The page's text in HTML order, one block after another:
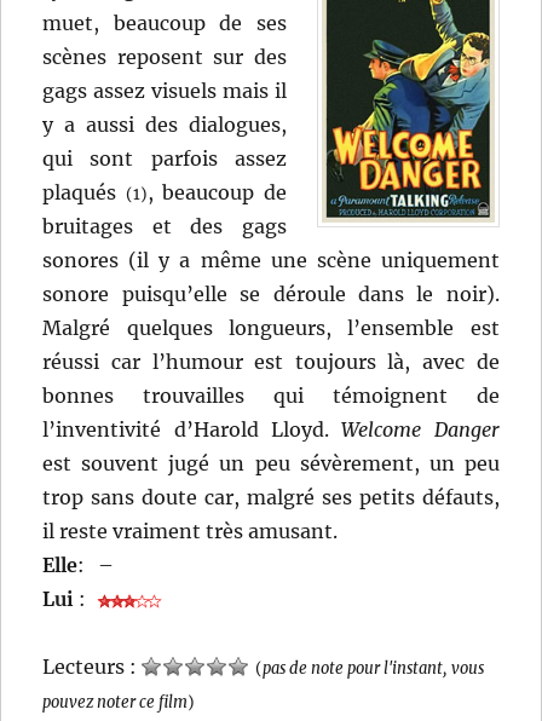
muet, beaucoup de ses
scènes reposent sur des
gags assez visuels mais il
y a aussi des dialogues,
qui sont parfois assez
plaqués (1), beaucoup de
bruitages et des gags
sonores (il y a même une scène uniquement
sonore puisqu’elle se déroule dans le noir).
Malgré quelques longueurs, l’ensemble est
réussi car l’humour est toujours là, avec de
bonnes trouvailles qui témoignent de
l’inventivité d’Harold Lloyd.Welcome Danger
est souvent jugé un peu sévèrement, un peu
trop sans doute car, malgré ses petits défauts,
il reste vraiment très amusant.
Elle:
–
Lui :
Lecteurs : (pas de note pour l'instant, vous
pouvez noter ce film)